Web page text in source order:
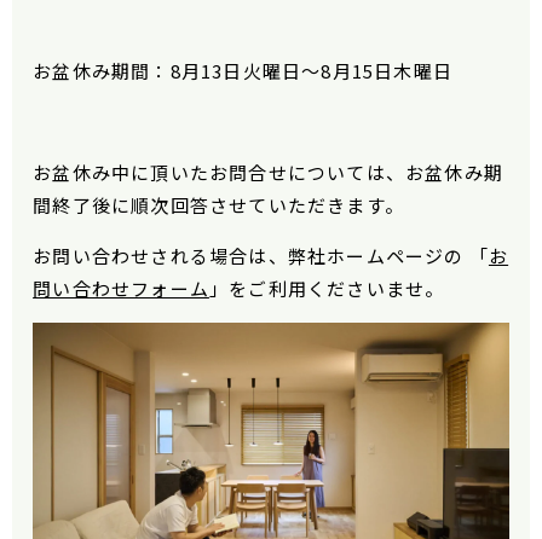
お盆休み期間：8月13日火曜日～8月15日木曜日
お盆休み中に頂いたお問合せについては、お盆休み期
間終了後に順次回答させていただきます。
お問い合わせされる場合は、弊社ホームページの 「お
問い合わせフォーム 」をご利用くださいませ。